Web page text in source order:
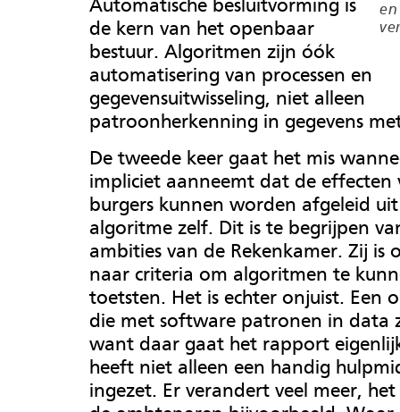
Automatische besluitvorming is
de kern van het openbaar
bestuur. Algoritmen zijn óók
automatisering van processen en
gegevensuitwisseling, niet alleen
patroonherkenning in gegevens
De tweede keer gaat het mis
impliciet aanneemt dat de effecten
burgers kunnen worden afgeleid
algoritme zelf. Dit is te begrijpen
ambities van de Rekenkamer. Zij is
naar criteria om algoritmen te
toetsten. Het is echter onjuist. Een
die met software patronen in data
want daar gaat het rapport
heeft niet alleen een handig
ingezet. Er verandert veel meer,